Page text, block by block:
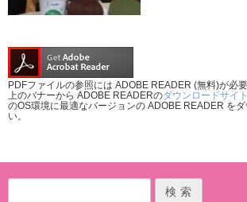
PDFファイルの参照には ADOBE READER (無料)が必要
上のバナーから ADOBE READERのダウンロードサイ
のOS環境に最適なバージョンの ADOBE READER を
い。